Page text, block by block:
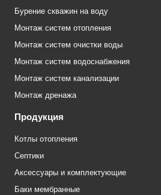
Бурение скважин на воду
Монтаж систем отопления
Монтаж систем очистки воды
Монтаж систем водоснабжения
Монтаж систем канализации
Монтаж дренажа
Продукция
Котлы отопления
Септики
Аксессуары и комплектующие
Баки мембранные